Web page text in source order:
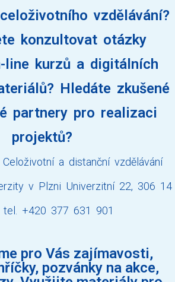
vzdělávání?
konzultovat otázky
line kurzů a digitálních
Hledáte zkušené
partnery pro realizaci
projektů?
a distanční vzdělávání
v Plzni Univerzitní 22, 306 14
tel. +420 377 631 901
pro Vás zajímavosti,
pozvánky na akce,